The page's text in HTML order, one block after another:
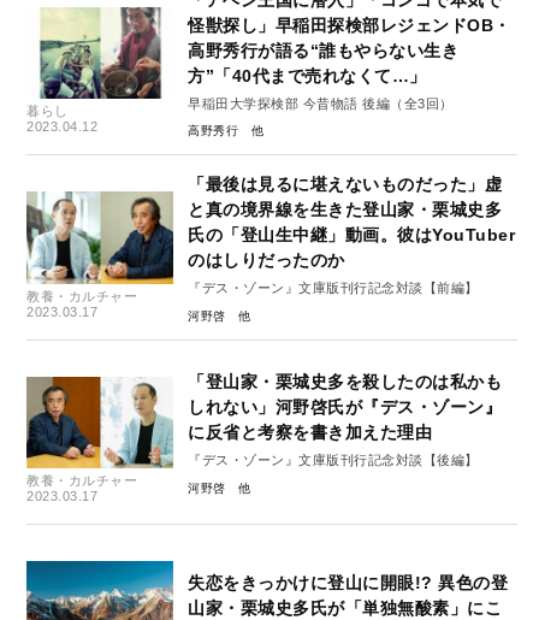
暮らし
2023.04.12
怪獣探し」早稲田探検部レジェンドOB・
高野秀行が語る“誰もやらない生き
方”「40代まで売れなくて…」
早稲田大学探検部 今昔物語 後編（全3回）
高野秀行
教養・カルチャー
2023.03.17
「最後は見るに堪えないものだった」虚
と真の境界線を生きた登山家・栗城史多
氏の「登山生中継」動画。彼はYouTuber
のはしりだったのか
『デス・ゾーン』文庫版刊行記念対談【前編】
河野啓
教養・カルチャー
2023.03.17
「登山家・栗城史多を殺したのは私かも
しれない」河野啓氏が『デス・ゾーン』
に反省と考察を書き加えた理由
『デス・ゾーン』文庫版刊行記念対談【後編】
河野啓
失恋をきっかけに登山に開眼!? 異色の登
山家・栗城史多氏が「単独無酸素」にこ